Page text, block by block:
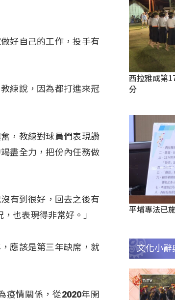
好自己的工作，投手有
練說，因為都打進來冠
，教練對球員們表現讚
盡全力，把份內任務做
有到很好，回去之後有
也表現得非常好。」
應該是第三年缺席，就
疫情關係，從2020年開
西拉雅成第
分
平埔專法已
文化小辭